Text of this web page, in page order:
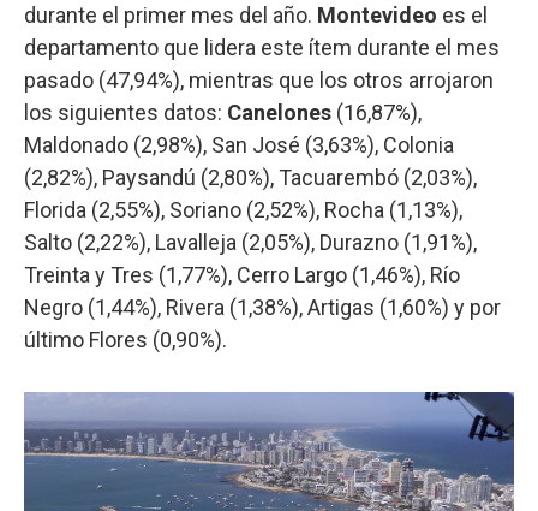
durante el primer mes del año. Montevideo es el
departamento que lidera este ítem durante el mes
pasado (47,94%), mientras que los otros arrojaron
los siguientes datos: Canelones (16,87%),
Maldonado (2,98%), San José (3,63%), Colonia
(2,82%), Paysandú (2,80%), Tacuarembó (2,03%),
Florida (2,55%), Soriano (2,52%), Rocha (1,13%),
Salto (2,22%), Lavalleja (2,05%), Durazno (1,91%),
Treinta y Tres (1,77%), Cerro Largo (1,46%), Río
Negro (1,44%), Rivera (1,38%), Artigas (1,60%) y por
último Flores (0,90%).